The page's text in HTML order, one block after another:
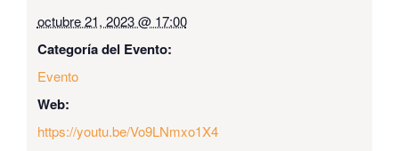
octubre 21, 2023 @ 17:00
Categoría del Evento:
Evento
Web:
https://youtu.be/Vo9LNmxo1X4